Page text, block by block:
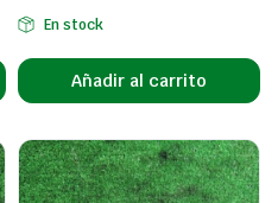
En stock
Añadir al carrito